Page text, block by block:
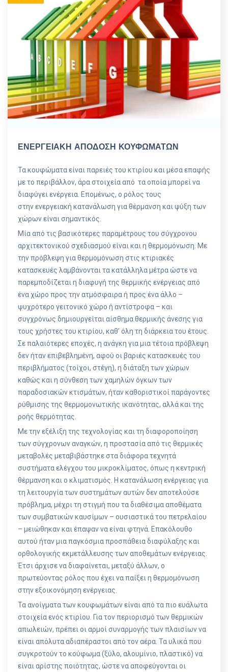
ΕΝΕΡΓΕΙΑΚΗ ΑΠΟΔΟΣΗ ΚΟΥΦΩΜΑΤΩΝ
Τα κουφώματα είναι παρειές του κτιρίου και μέσα επαφής
με το περιβάλλον, άρα στοιχεία από τα οποία μπορεί να
διαφύγει ενέργεια. Επομένως, ο ρόλος τους
στην ενεργειακή κατανάλωση για θέρμανση και ψύξη των
χώρων είναι σημαντικός.
Μία από τις βασικότερες παραμέτρους του σύγχρονου
αρχιτεκτονικού σχεδιασμού είναι και η θερμομόνωση. Με
την πρόβλεψη για θερμομόνωση στις κτιριακές
κατασκευές λαμβάνονται τα κατάλληλα μέτρα ώστε να
παρεμποδίζεται η διαφυγή της θερμικής ενέργειας από
ένα χώρο προς την ατμόσφαιρα ή προς ένα άλλο –
ψυχρότερο γειτονικό χώρο ή αντίστροφα – και
συγχρόνως δημιουργείται αίσθημα θερμικής άνεσης για
τους χρήστες του κτιρίου, καθ’ όλη τη διάρκεια του έτους.
Σε παλαιότερες εποχές, η ανάγκη για μια τέτοια πρόβλεψη
δεν ήταν επιβεβλημένη, αφού οι βαριές κατασκευές του
περιβλήματος (τοίχοι, στέγη), η διάταξη των χώρων
καθώς και η σύνθεση των χαμηλών όγκων των
παραδοσιακών κτισμάτων, ήταν καθοριστικοί παράγοντες
ρύθμισης της θερμομονωτικής ικανότητας, αλλά και της
ροής θερμότητας.
Με την εξέλιξη της τεχνολογίας και τη διαφοροποίηση
των σύγχρονων αναγκών, η προστασία από τις θερμικές
μεταβολές μεταβιβάστηκε στα διάφορα τεχνητά
συστήματα ελέγχου του μικροκλίματος, όπως η κεντρική
θέρμανση και ο κλιματισμός. Η κατανάλωση ενέργειας για
τη λειτουργία των συστημάτων αυτών δεν αποτελούσε
πρόβλημα, μέχρι τη στιγμή που τα διαθέσιμα αποθέματα
των συμβατικών καυσίμων – ουσιαστικά του πετρελαίου
– μειώθηκαν και έπαψαν να είναι φτηνά. Επακόλουθο
αυτού ήταν μια παγκόσμια προσπάθεια διαφύλαξης και
ορθολογικής εκμετάλλευσης των αποθεμάτων ενέργειας.
Έτσι άρχισε να διαφαίνεται, μεταξύ άλλων, ο
πρωτεύοντας ρόλος που έχει να παίξει η θερμομόνωση
στην εξοικονόμηση ενέργειας.
Τα ανοίγματα των κουφωμάτων είναι από τα πιο ευάλωτα
στοιχεία ενός κτιρίου. Για τον περιορισμό των θερμικών
απωλειών, πρέπει οι αρμοί συναρμογής των πλαισίων να
είναι απόλυτα αδιαπέραστοι από τον αέρα. Τα υλικά που
συγκροτούν το κούφωμα (ξύλο, αλουμίνιο, πλαστικό) να
είναι αρίστης ποιότητας, ώστε να αποφεύγονται οι